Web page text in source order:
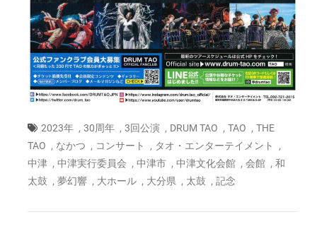
2023年 , 30周年 , 3回公演 , DRUM TAO , TAO , THE
TAO , なかつ , コンサート , タオ・エンターテイメント ,
中津 , 中津実行委員会 , 中津市 , 中津文化会館 , 会館 , 和
太鼓 , 夢幻響 , 大ホール , 大分県 , 太鼓 , 記念